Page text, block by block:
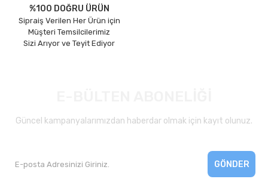
%100 DOĞRU ÜRÜN
Sipraiş Verilen Her Ürün için
Müşteri Temsilcilerimiz
Sizi Arıyor ve Teyit Ediyor
Güncel kampanyalarımızdan haberdar olmak için kayıt olunuz.
GÖNDER